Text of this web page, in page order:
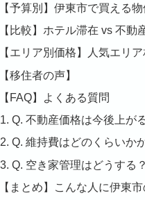
【予算別】伊東市で買える
【比較】ホテル滞在 vs 不
【エリア別価格】人気エリ
【移住者の声】
【FAQ】よくある質問
Q. 不動産価格は今後上が
Q. 維持費はどのくらいか
Q. 空き家管理はどうする？
【まとめ】こんな人に伊東